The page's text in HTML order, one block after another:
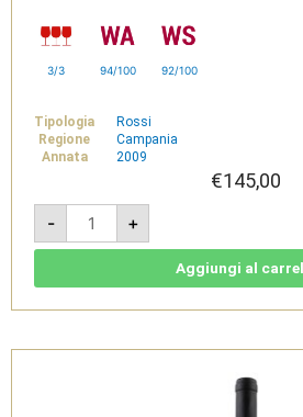
3/3 94/100 92/100
Tipologia
Rossi
Regione
Campania
Annata
2009
€145,00
-
Montevetrano
2009
-
Colli
1,5L
+
Aggiungi al